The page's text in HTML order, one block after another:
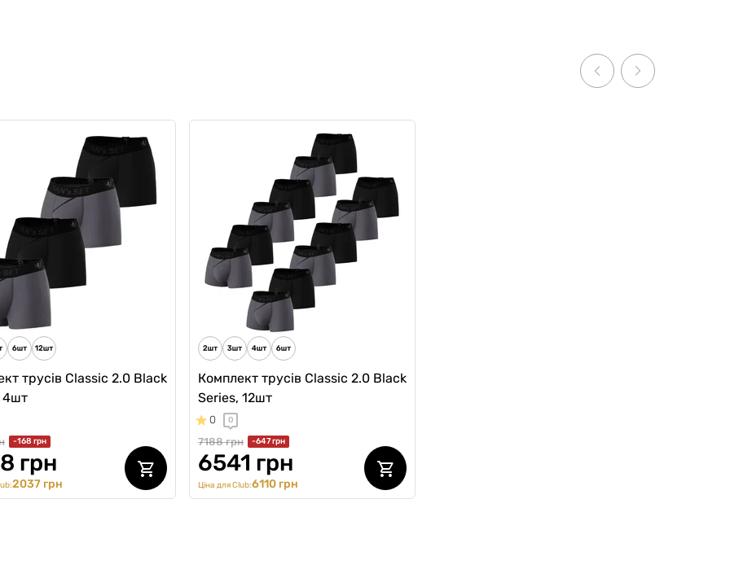
футболок oversize
Set" 2 шт
грн
1949 грн
Комплект чоловічий Cream
Summer Combo, чорний
4615 грн
Ціна для Club:3923 грн
трусів Classic 2.0 Black
4шт
-168 грн
грн
2037 грн
Комплект трусів Classic 2.0 Black
Series, 12шт
0 0
7188 грн -647 грн
6541 грн
Ціна для Club:6110 грн